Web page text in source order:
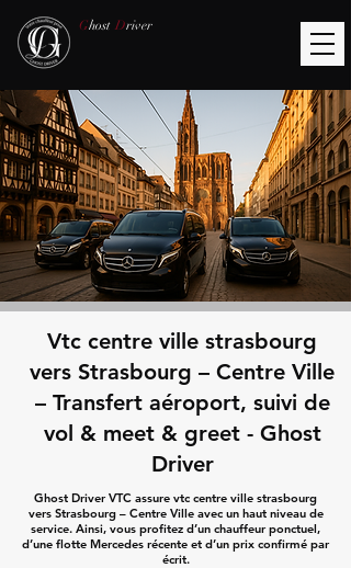
Ghost Driver
Vtc centre ville strasbourg
vers Strasbourg – Centre Ville
– Transfert aéroport, suivi de
vol & meet & greet - Ghost
Driver
Ghost Driver VTC assure vtc centre ville strasbourg
vers Strasbourg – Centre Ville avec un haut niveau de
service. Ainsi, vous profitez d’un chauffeur ponctuel,
d’une flotte Mercedes récente et d’un prix confirmé par
écrit.